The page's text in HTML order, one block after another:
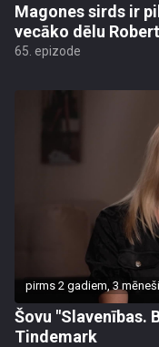
Magones sirds ir
vecāko dēlu
65. epizode
pirms 2 gadiem, 3
Šovu "Slavenības.
Tindemark